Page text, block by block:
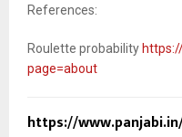
References:
Roulette probability
page=about
https://